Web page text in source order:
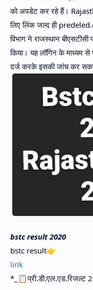
को अपडेट कर रहे हैं।
लिए लिंक जल्द ही
विभाग ने राजस्थान
किया। यह लॉगिन के माध्यम से
दर्ज करके इसकी जांच कर
bstc result 2020
bstc result👉
link